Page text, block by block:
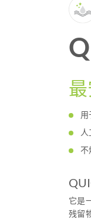
用
不
它是
残留